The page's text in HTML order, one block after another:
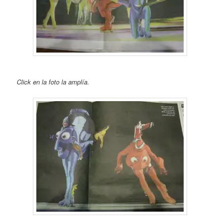
Click en la foto la amplía.